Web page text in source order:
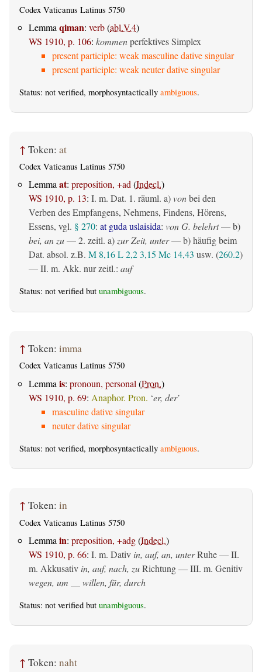
Codex Vaticanus Latinus 5750
Lemma qiman: verb(abl.V.4)
WS 1910, p. 106: kommenperfektives Simplex
present participle: weak masculine dative singular
present participle: weak neuter dative singular
Status: not verified, morphosyntactically ambiguous.
↑ Token: at
Codex Vaticanus Latinus 5750
Lemmaat: preposition, +ad(Indecl.)
WS 1910, p. 13: I. m. Dat. 1. räuml. a)vonbei den
Verben des Empfangens, Nehmens, Findens, Hörens,
Essens, vgl. § 270: at guda uslaisida: von G. belehrt— b)
bei, an zu— 2. zeitl. a)zur Zeit, unter— b) häufig beim
Dat. absol. z.B. M 8,16L 2,23,15 Mc 14,43 usw. (260.2)
— II. m. Akk. nur zeitl.: auf
Status: not verified but unambiguous.
↑ Token: imma
Codex Vaticanus Latinus 5750
Lemma is: pronoun, personal (Pron.)
WS 1910, p. 69: Anaphor. Pron. ‘er, der’
masculine dative singular
neuter dative singular
Status: not verified, morphosyntactically ambiguous.
↑ Token: in
Codex Vaticanus Latinus 5750
Lemma in: preposition, +adg(Indecl.)
WS 1910, p. 66: I. m. Dativ in, auf, an, unterRuhe — II.
m. Akkusativ in, auf, nach, zuRichtung — III. m. Genitiv
wegen, um __ willen, für, durch
Status: not verified but unambiguous.
↑ Token: naht